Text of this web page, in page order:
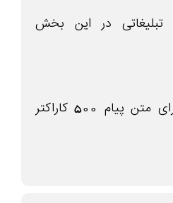
تبلیغاتی در این بخش
حداکثر طول مجاز برای متن پیام 500 کاراکتر